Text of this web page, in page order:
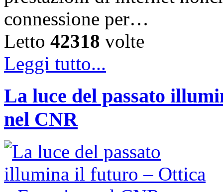
connessione per…
Letto 42318 volte
Leggi tutto...
La luce del passato
nel CNR